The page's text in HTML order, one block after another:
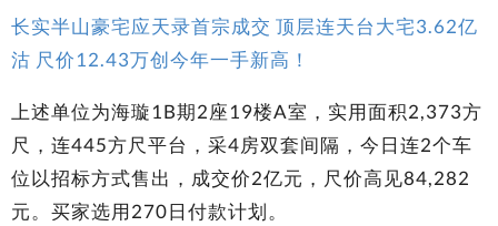
长实半山豪宅应天录首宗成交 顶层连天台大宅3.62亿
沽 尺价12.43万创今年一手新高！
上述单位为海璇1B期2座19楼A室，实用面积2,373方
尺，连445方尺平台，采4房双套间隔，今日连2个车
位以招标方式售出，成交价2亿元，尺价高见84,282
元。买家选用270日付款计划。